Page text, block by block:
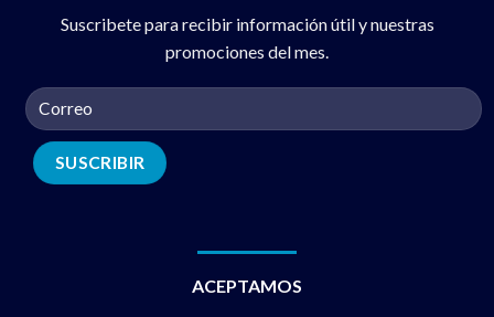
Suscribete para recibir información útil y nuestras
promociones del mes.
ACEPTAMOS